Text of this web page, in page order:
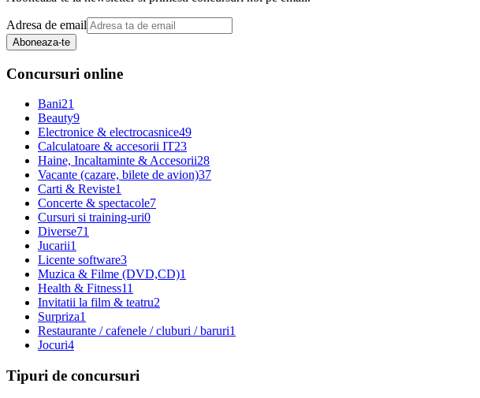
Adresa de email
Aboneaza-te
Concursuri online
Bani21
Beauty9
Electronice & electrocasnice49
Calculatoare & accesorii IT23
Haine, Incaltaminte & Accesorii28
Vacante (cazare, bilete de avion)37
Carti & Reviste1
Concerte & spectacole7
Cursuri si training-uri0
Diverse71
Jucarii1
Licente software3
Muzica & Filme (DVD,CD)1
Health & Fitness11
Invitatii la film & teatru2
Surpriza1
Restaurante / cafenele / cluburi / baruri1
Jocuri4
Tipuri de concursuri